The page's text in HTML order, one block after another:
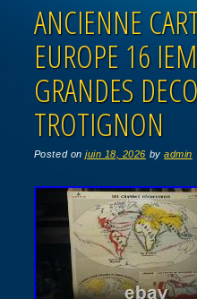
ANCIENNE
EUROPE 16
GRANDES
TROTIGNON
Posted onjuin 18, 2026 byadmin